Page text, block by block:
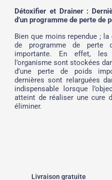
Détoxifier et Drainer :
d’un programme de perte de
Bien que moins rependue ;
de programme de
importante. En effet, les
l’organisme sont stockées
d’une perte de poids
dernières sont relarguées
indispensable lorsque
atteint de réaliser une cure
éliminer.
Livraison gratuite